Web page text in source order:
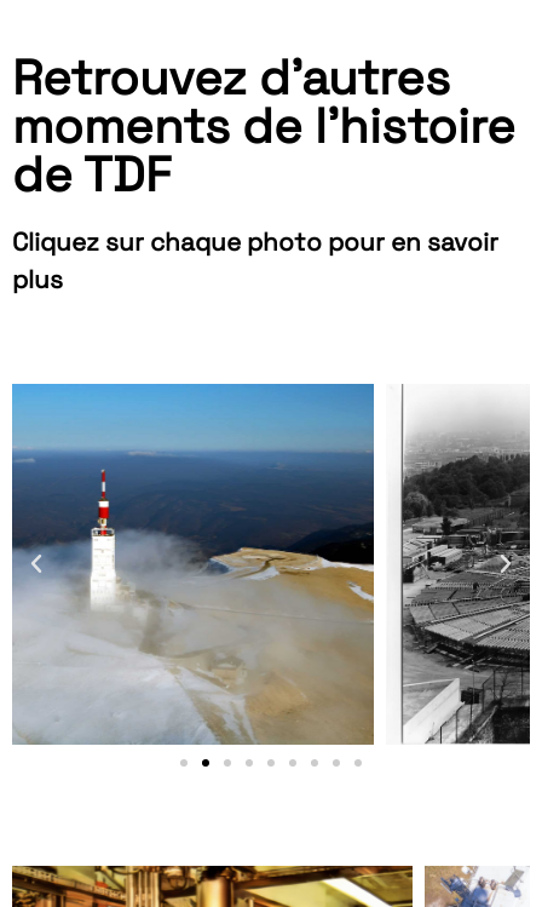
Retrouvez d'autres
moments de l'histoire
de TDF
Cliquez sur chaque photo pour en savoir
plus